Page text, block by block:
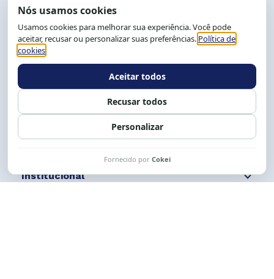
End.: R. da Graça, 150. Graça
CEP: 40.150-055
Salvador-BA, Brasil.
Tel.: (71) 2104-5457, Cel.: (71) 9 9239-2104 ou 2105
Expediente: 8h às 12h e 13 às 17h.
Siga nossas redes Fale conosco
Institucional